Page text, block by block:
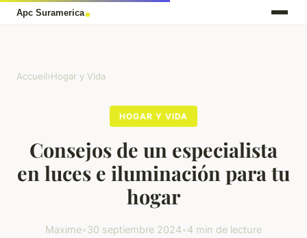
Accueil›Hogar y Vida
HOGAR Y VIDA
Consejos de un especialista
en luces e iluminación para tu
hogar
Maxime•30 septiembre 2024•4 min de lecture